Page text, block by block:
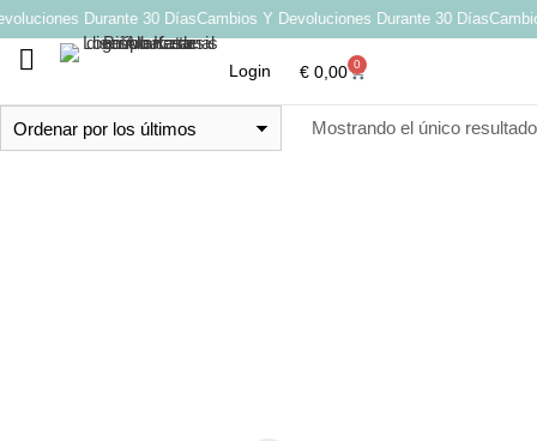
Durante 30 DíasCambios Y Devoluciones Durante 30 Días
Login €0,00 0
Mostrando el único resultado